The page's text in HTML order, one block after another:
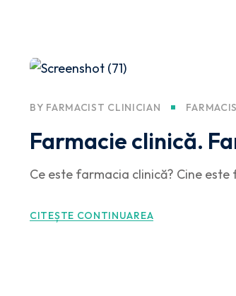
BY FARMACIST CLINICIAN
Farmacie clinică.
Ce este farmacia clinică? Cine
CITEȘTE CONTINUAREA